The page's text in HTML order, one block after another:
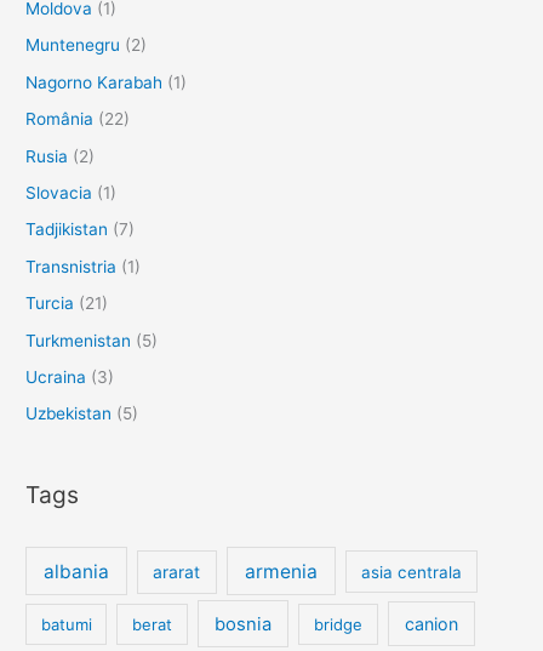
Moldova (1)
Muntenegru (2)
Nagorno Karabah (1)
România (22)
Rusia (2)
Slovacia (1)
Tadjikistan (7)
Transnistria (1)
Turcia (21)
Turkmenistan (5)
Ucraina (3)
Uzbekistan (5)
Tags
albania ararat armenia asia centrala
batumi berat bosnia bridge canion